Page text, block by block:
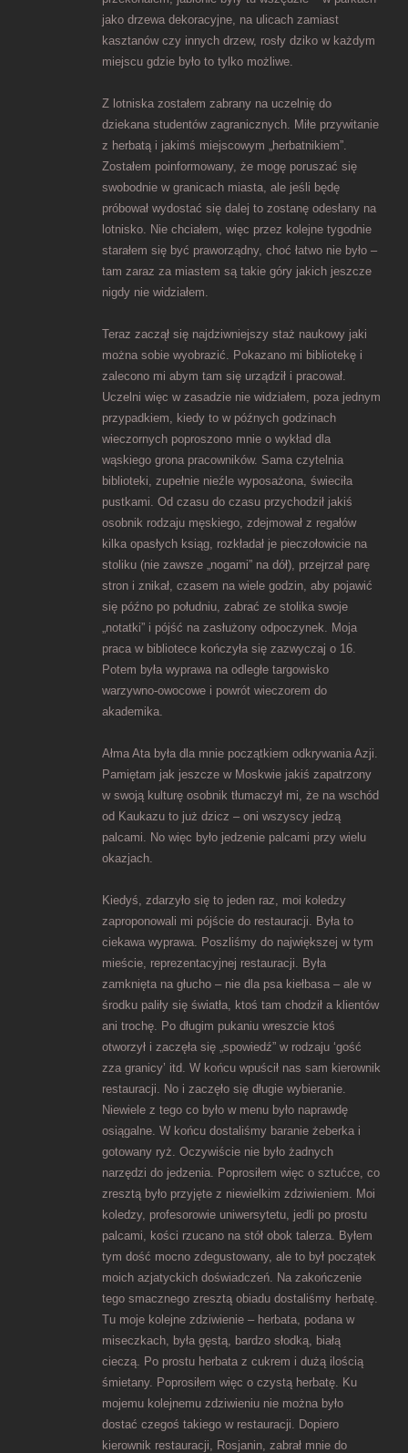
jako drzewa dekoracyjne, na ulicach zamiast
kasztanów czy innych drzew, rosły dziko w każdym
miejscu gdzie było to tylko możliwe.
Z lotniska zostałem zabrany na uczelnię do
dziekana studentów zagranicznych. Miłe przywitanie
z herbatą i jakimś miejscowym „herbatnikiem”.
Zostałem poinformowany, że mogę poruszać się
swobodnie w granicach miasta, ale jeśli będę
próbował wydostać się dalej to zostanę odesłany na
lotnisko. Nie chciałem, więc przez kolejne tygodnie
starałem się być praworządny, choć łatwo nie było –
tam zaraz za miastem są takie góry jakich jeszcze
nigdy nie widziałem.
Teraz zaczął się najdziwniejszy staż naukowy jaki
można sobie wyobrazić. Pokazano mi bibliotekę i
zalecono mi abym tam się urządził i pracował.
Uczelni więc w zasadzie nie widziałem, poza jednym
przypadkiem, kiedy to w późnych godzinach
wieczornych poproszono mnie o wykład dla
wąskiego grona pracowników. Sama czytelnia
biblioteki, zupełnie nieźle wyposażona, świeciła
pustkami. Od czasu do czasu przychodził jakiś
osobnik rodzaju męskiego, zdejmował z regałów
kilka opasłych ksiąg, rozkładał je pieczołowicie na
stoliku (nie zawsze „nogami” na dół), przejrzał parę
stron i znikał, czasem na wiele godzin, aby pojawić
się późno po południu, zabrać ze stolika swoje
„notatki” i pójść na zasłużony odpoczynek. Moja
praca w bibliotece kończyła się zazwyczaj o 16.
Potem była wyprawa na odległe targowisko
warzywno-owocowe i powrót wieczorem do
akademika.
Ałma Ata była dla mnie początkiem odkrywania Azji.
Pamiętam jak jeszcze w Moskwie jakiś zapatrzony
w swoją kulturę osobnik tłumaczył mi, że na wschód
od Kaukazu to już dzicz – oni wszyscy jedzą
palcami. No więc było jedzenie palcami przy wielu
okazjach.
Kiedyś, zdarzyło się to jeden raz, moi koledzy
zaproponowali mi pójście do restauracji. Była to
ciekawa wyprawa. Poszliśmy do największej w tym
mieście, reprezentacyjnej restauracji. Była
zamknięta na głucho – nie dla psa kiełbasa – ale w
środku paliły się światła, ktoś tam chodził a klientów
ani trochę. Po długim pukaniu wreszcie ktoś
otworzył i zaczęła się „spowiedź” w rodzaju ‘gość
zza granicy’ itd. W końcu wpuścił nas sam kierownik
restauracji. No i zaczęło się długie wybieranie.
Niewiele z tego co było w menu było naprawdę
osiągalne. W końcu dostaliśmy baranie żeberka i
gotowany ryż. Oczywiście nie było żadnych
narzędzi do jedzenia. Poprosiłem więc o sztućce, co
zresztą było przyjęte z niewielkim zdziwieniem. Moi
koledzy, profesorowie uniwersytetu, jedli po prostu
palcami, kości rzucano na stół obok talerza. Byłem
tym dość mocno zdegustowany, ale to był początek
moich azjatyckich doświadczeń. Na zakończenie
tego smacznego zresztą obiadu dostaliśmy herbatę.
Tu moje kolejne zdziwienie – herbata, podana w
miseczkach, była gęstą, bardzo słodką, białą
cieczą. Po prostu herbata z cukrem i dużą ilością
śmietany. Poprosiłem więc o czystą herbatę. Ku
mojemu kolejnemu zdziwieniu nie można było
dostać czegoś takiego w restauracji. Dopiero
kierownik restauracji, Rosjanin, zabrał mnie do